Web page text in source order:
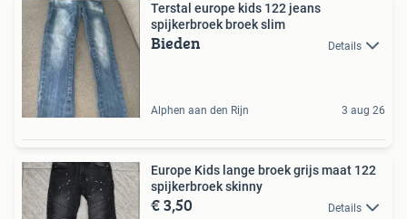
Terstal europe kids 122 jeans
spijkerbroek broek slim
Bieden Details
Alphen aan den Rijn 3 aug 26
Europe Kids lange broek grijs maat 122
spijkerbroek skinny
€ 3,50 Details